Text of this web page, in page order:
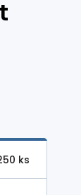
ks